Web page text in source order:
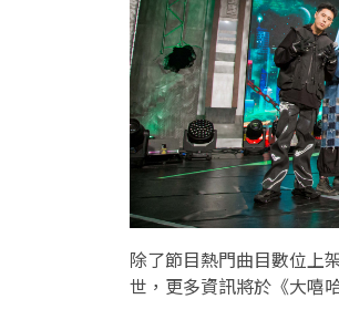
除了節目熱門曲目數位上
世，更多資訊將於《大嘻